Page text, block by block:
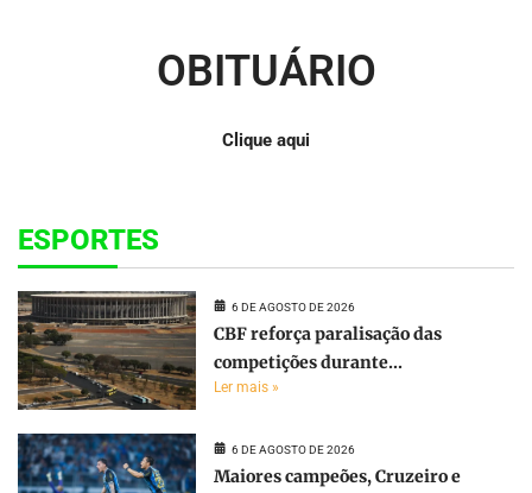
OBITUÁRIO
Clique aqui
ESPORTES
6 DE AGOSTO DE 2026
CBF reforça paralisação das
competições durante...
Ler mais »
6 DE AGOSTO DE 2026
Maiores campeões, Cruzeiro e